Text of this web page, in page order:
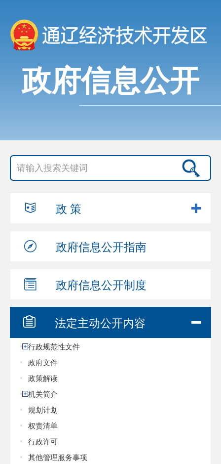
政府信息公开
政 策
政府信息公开指南
政府信息公开制度
法定主动公开内容
行政规范性文件
政府文件
政策解读
机关简介
规划计划
权责清单
行政许可
其他管理服务事项